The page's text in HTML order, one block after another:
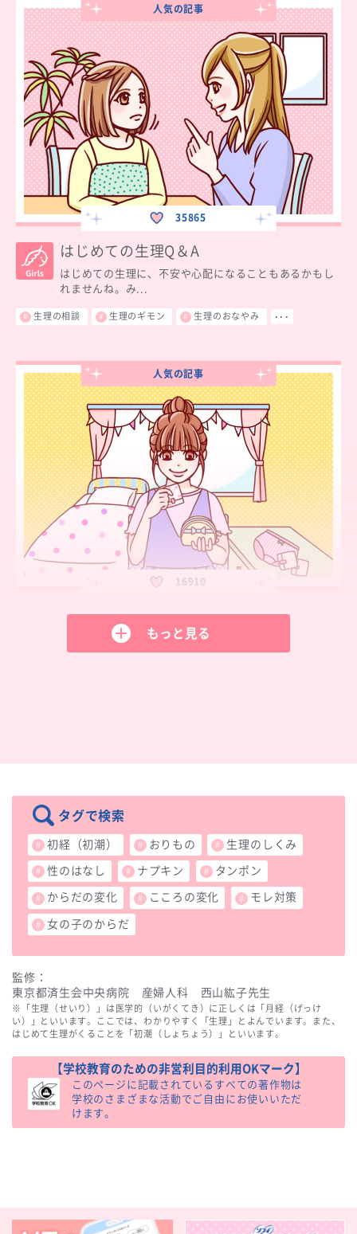
人気の記事
35865
はじめての生理Q＆A
はじめての生理に、不安や心配になることもあるかもし
れませんね。み...
生理の相談 生理のギモン 生理のおなやみ ･･･
人気の記事
16910
初潮の年れいと準備、はじめて生理にな
ったら？
初めての生理のことを、初潮（しょちょう）または初経
もっと見る
タグで検索
初経（初潮） おりもの 生理のしくみ
性のはなし ナプキン タンポン
からだの変化 こころの変化 モレ対策
女の子のからだ
監修：
東京都済生会中央病院 産婦人科 西山紘子先生
※「生理（せいり）」は医学的（いがくてき）に正しくは「月経（げっけ
い）」といいます。ここでは、わかりやすく「生理」とよんでいます。また、
はじめて生理がくることを「初潮（しょちょう）」といいます。
【学校教育のための非営利目的利用OKマーク】
このページに記載されているすべての著作物は
学校のさまざまな活動でご自由にお使いいただ
けます。